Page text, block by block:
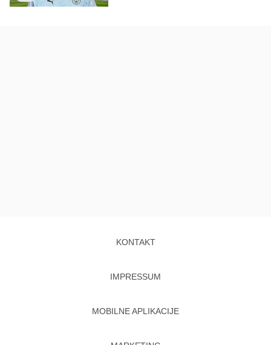
KONTAKT
IMPRESSUM
MOBILNE APLIKACIJE